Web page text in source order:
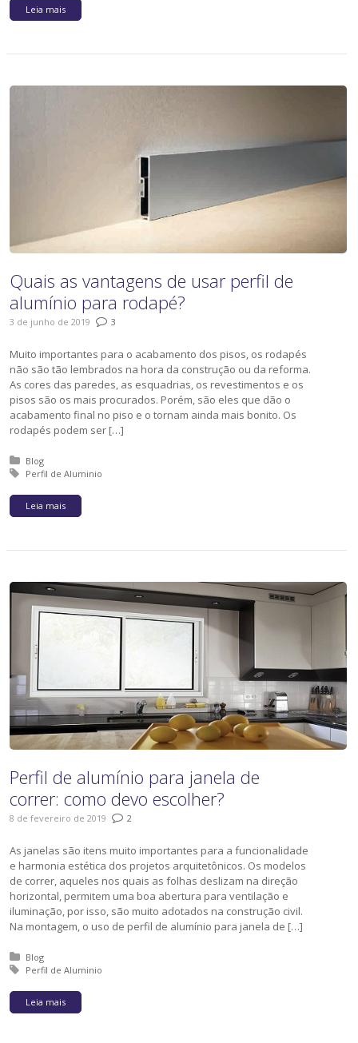
Leia mais
Quais as vantagens de usar perfil de
alumínio para rodapé?
3 de junho de 2019 3
Muito importantes para o acabamento dos pisos, os rodapés
não são tão lembrados na hora da construção ou da reforma.
As cores das paredes, as esquadrias, os revestimentos e os
pisos são os mais procurados. Porém, são eles que dão o
acabamento final no piso e o tornam ainda mais bonito. Os
rodapés podem ser […]
Posted in:
Blog
Tagged with:
Perfil de Aluminio
Leia mais
Perfil de alumínio para janela de
correr: como devo escolher?
8 de fevereiro de 2019 2
As janelas são itens muito importantes para a funcionalidade
e harmonia estética dos projetos arquitetônicos. Os modelos
de correr, aqueles nos quais as folhas deslizam na direção
horizontal, permitem uma boa abertura para ventilação e
iluminação, por isso, são muito adotados na construção civil.
Na montagem, o uso de perfil de alumínio para janela de […]
Posted in:
Blog
Tagged with:
Perfil de Aluminio
Leia mais